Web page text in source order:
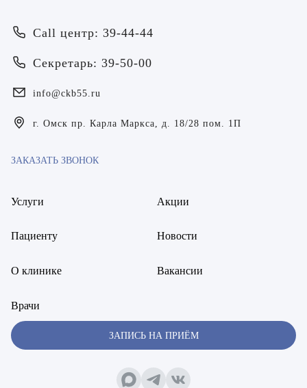
Call центр: 39-44-44
Секретарь: 39-50-00
info@ckb55.ru
г. Омск пр. Карла Маркса, д. 18/28 пом. 1П
ЗАКАЗАТЬ ЗВОНОК
Услуги
Пациенту
О клинике
Врачи
Акции
Новости
Вакансии
ЗАПИСЬ НА ПРИЁМ
Батяева Екатерина Анатольевна
Билер Янина Ариановна
Богаевская Марина Викторовна
Брецер Светлана Александровна
Бурмистров Аркадий Валерьевич
Варфоломеева Елена Александровна
Васильченко Тимур Михайлович
Винникова Кристина Юрьевна
ОТПРАВИТЬ
Я даю согласие наобработку персональных данных
Я даю согласие на обработку персональных данных